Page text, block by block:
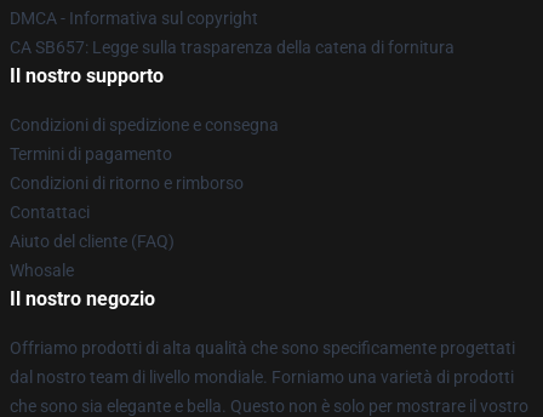
DMCA - Informativa sul copyright
CA SB657: Legge sulla trasparenza della catena di fornitura
Il nostro supporto
Condizioni di spedizione e consegna
Termini di pagamento
Condizioni di ritorno e rimborso
Contattaci
Aiuto del cliente (FAQ)
Whosale
Il nostro negozio
Offriamo prodotti di alta qualità che sono specificamente progettati
dal nostro team di livello mondiale. Forniamo una varietà di prodotti
che sono sia elegante e bella. Questo non è solo per mostrare il vostro